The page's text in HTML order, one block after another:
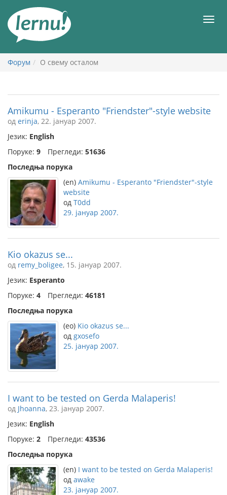
садржају
Форум О свему осталом
Amikumu - Esperanto "Friendster"-style website
од erinja, 22. јануар 2007.
Језик: English
Поруке: 9 Прегледи: 51636
Последња порука
(en) Amikumu - Esperanto "Friendster"-style
website
од T0dd
29. јануар 2007.
Kio okazus se...
од remy_boligee, 15. јануар 2007.
Језик: Esperanto
Поруке: 4 Прегледи: 46181
Последња порука
(eo) Kio okazus se...
од gxosefo
25. јануар 2007.
I want to be tested on Gerda Malaperis!
од Jhoanna, 23. јануар 2007.
Језик: English
Поруке: 2 Прегледи: 43536
Последња порука
(en) I want to be tested on Gerda Malaperis!
од awake
23. јануар 2007.